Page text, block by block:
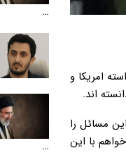
امریکا و
اند.
شأن متفاوتی دارد. من از کمیسیون اصل ۹۰ می خواهم این مسائل را
با این
…
…